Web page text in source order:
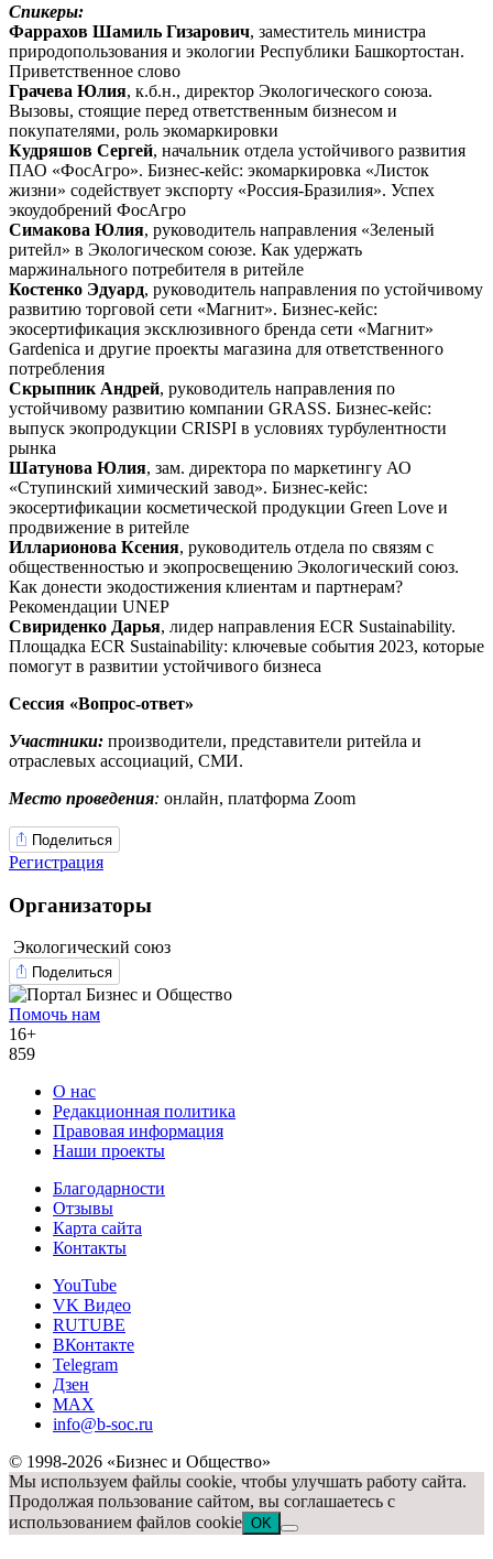
Спикеры:
Фаррахов Шамиль Гизарович, заместитель министра
природопользования и экологии Республики Башкортостан.
Приветственное слово
Грачева Юлия, к.б.н., директор Экологического союза.
Вызовы, стоящие перед ответственным бизнесом и
покупателями, роль экомаркировки
Кудряшов Сергей, начальник отдела устойчивого развития
ПАО «ФосАгро». Бизнес-кейс: экомаркировка «Листок
жизни» содействует экспорту «Россия-Бразилия». Успех
экоудобрений ФосАгро
Симакова Юлия, руководитель направления «Зеленый
ритейл» в Экологическом союзе. Как удержать
маржинального потребителя в ритейле
Костенко Эдуард, руководитель направления по устойчивому
развитию торговой сети «Магнит». Бизнес-кейс:
экосертификация эксклюзивного бренда сети «Магнит»
Gardenica и другие проекты магазина для ответственного
потребления
Скрыпник Андрей, руководитель направления по
устойчивому развитию компании GRASS. Бизнес-кейс:
выпуск экопродукции CRISPI в условиях турбулентности
рынка
Шатунова Юлия, зам. директора по маркетингу АО
«Ступинский химический завод». Бизнес-кейс:
экосертификации косметической продукции Green Love и
продвижение в ритейле
Илларионова Ксения, руководитель отдела по связям с
общественностью и экопросвещению Экологический союз.
Как донести экодостижения клиентам и партнерам?
Рекомендации UNEP
Свириденко Дарья, лидер направления ECR Sustainability.
Площадка ECR Sustainability: ключевые события 2023, которые
помогут в развитии устойчивого бизнеса
Сессия «Вопрос-ответ»
Участники: производители, представители ритейла и
отраслевых ассоциаций, СМИ.
Место проведения: онлайн, платформа Zoom
Поделиться
Регистрация
Организаторы
Экологический союз
Поделиться
Помочь нам
16+
859
О нас
Редакционная политика
Правовая информация
Наши проекты
Благодарности
Отзывы
Карта сайта
Контакты
YouTube
VK Видео
RUTUBE
ВКонтакте
Telegram
Дзен
MAX
info@b-soc.ru
© 1998-2026 «Бизнес и Общество»
Мы используем файлы cookie, чтобы улучшать работу сайта.
Продолжая пользование сайтом, вы соглашаетесь с
использованием файлов cookie OK